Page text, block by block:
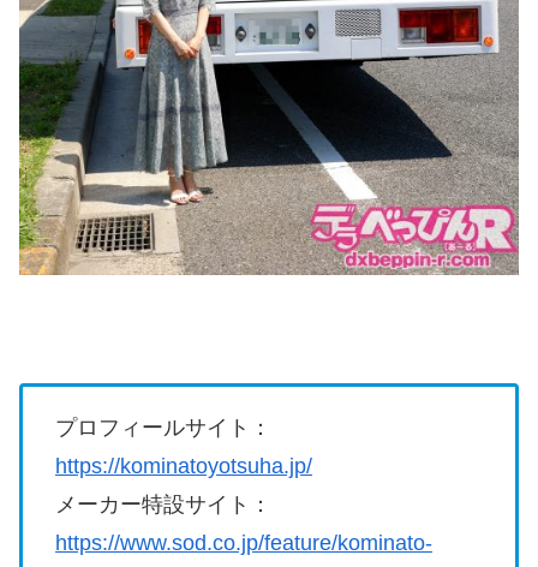
プロフィールサイト：
https://kominatoyotsuha.jp/
メーカー特設サイト：
https://www.sod.co.jp/feature/kominato-